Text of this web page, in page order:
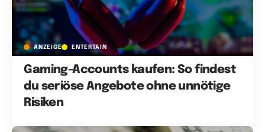
ANZEIGE ENTERTAIN
Gaming-Accounts kaufen: So findest
du seriöse Angebote ohne unnötige
Risiken